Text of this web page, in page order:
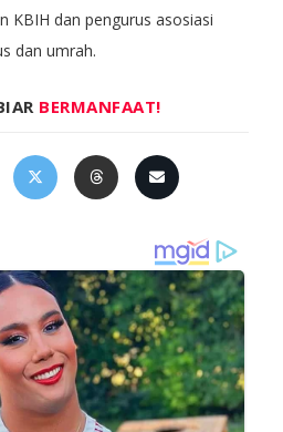
KBIH dan pengurus asosiasi
dan umrah.
BERMANFAAT!